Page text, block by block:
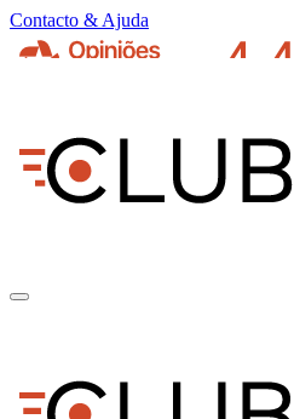
Contacto & Ajuda